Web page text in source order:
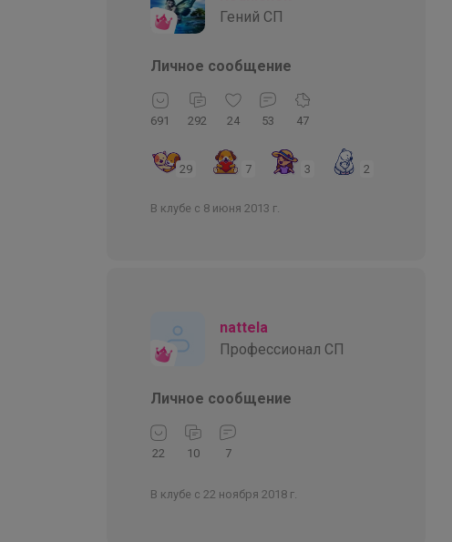
Гений СП
Личное сообщение
691 292 24 53 47
29 7 3 2
В клубе с 8 июня 2013 г.
nattela
Профессионал СП
Личное сообщение
22 10 7
В клубе с 22 ноября 2018 г.